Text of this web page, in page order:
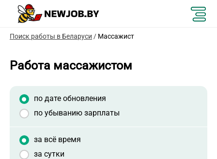
Поиск работы в Беларуси / Массажист
Работа массажистом
по дате обновления
по убыванию зарплаты
за всё время
за сутки